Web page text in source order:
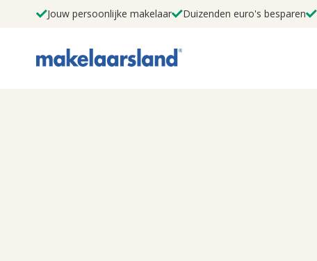
Jouw persoonlijke makelaar Duizenden euro's besparen